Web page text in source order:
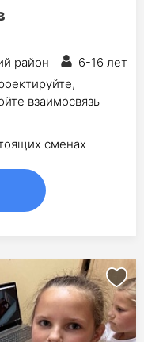
район
6-16 лет
взаимосвязь
сменах